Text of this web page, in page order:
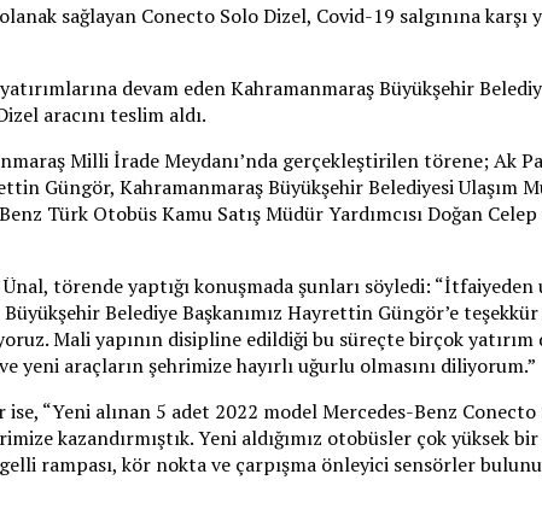
sağlayan Conecto Solo Dizel, Covid-19 salgınına
devam eden Kahramanmaraş Büyükşehir
aracını teslim aldı.
Milli İrade Meydanı’nda gerçekleştirilen törene; Ak
Güngör, Kahramanmaraş Büyükşehir Belediyesi Ulaşım
Türk Otobüs Kamu Satış Müdür Yardımcısı Doğan
törende yaptığı konuşmada şunları söyledi:
Belediye Başkanımız Hayrettin Güngör’e
Mali yapının disipline edildiği bu süreçte birçok
yeni araçların şehrimize hayırlı uğurlu olmasını diliyorum.”
“Yeni alınan 5 adet 2022 model Mercedes-Benz Conecto
kazandırmıştık. Yeni aldığımız otobüsler çok yüksek
rampası, kör nokta ve çarpışma önleyici sensörler